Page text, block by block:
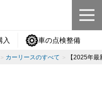
入 車の点検整備
カーリースのすべて 【2025年